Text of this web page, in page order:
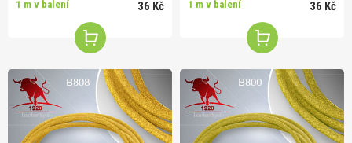
1 m v balení 36 Kč 1 m v balení 36 Kč